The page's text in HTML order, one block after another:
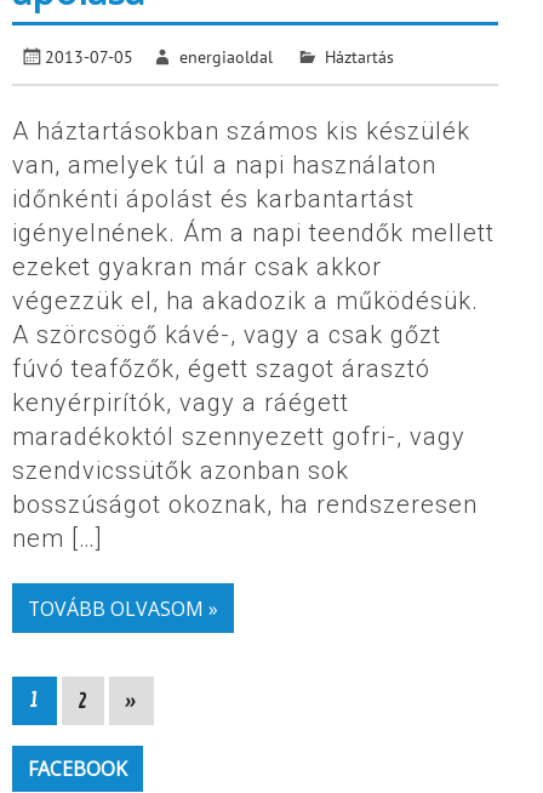
2013-07-05 energiaoldal Háztartás
A háztartásokban számos kis készülék
van, amelyek túl a napi használaton
időnkénti ápolást és karbantartást
igényelnének. Ám a napi teendők mellett
ezeket gyakran már csak akkor
végezzük el, ha akadozik a működésük.
A szörcsögő kávé-, vagy a csak gőzt
fúvó teafőzők, égett szagot árasztó
kenyérpirítók, vagy a ráégett
maradékoktól szennyezett gofri-, vagy
szendvicssütők azonban sok
bosszúságot okoznak, ha rendszeresen
nem […]
TOVÁBB OLVASOM »
1 2 »
FACEBOOK